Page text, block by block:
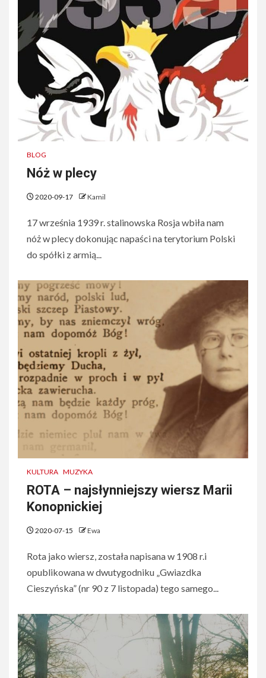
BLOG
Nóż w plecy
2020-09-17 Kamil
17 września 1939 r. stalinowska Rosja wbiła nam
nóż w plecy dokonując napaści na terytorium Polski
do spółki z armią...
KULTURA MUZYKA
ROTA – najsłynniejszy wiersz Marii
Konopnickiej
2020-07-15 Ewa
Rota jako wiersz, została napisana w 1908 r.i
opublikowana w dwutygodniku „Gwiazdka
Cieszyńska” (nr 90 z 7 listopada) tego samego...